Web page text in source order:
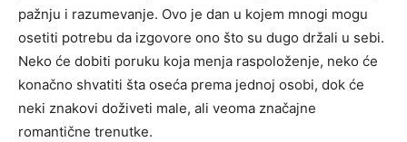
pažnju i razumevanje. Ovo je dan u kojem mnogi mogu
osetiti potrebu da izgovore ono što su dugo držali u sebi.
Neko će dobiti poruku koja menja raspoloženje, neko će
konačno shvatiti šta oseća prema jednoj osobi, dok će
neki znakovi doživeti male, ali veoma značajne
romantične trenutke.